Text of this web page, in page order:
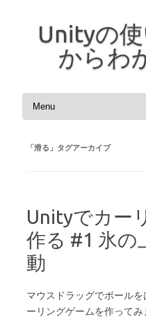
Unityの
からわ
コンテンツへスキップ
「滑る 」タグアーカイブ
Unityでカー
作る #1 氷の
動
マウスドラッグでボール
ーリングゲームを作って